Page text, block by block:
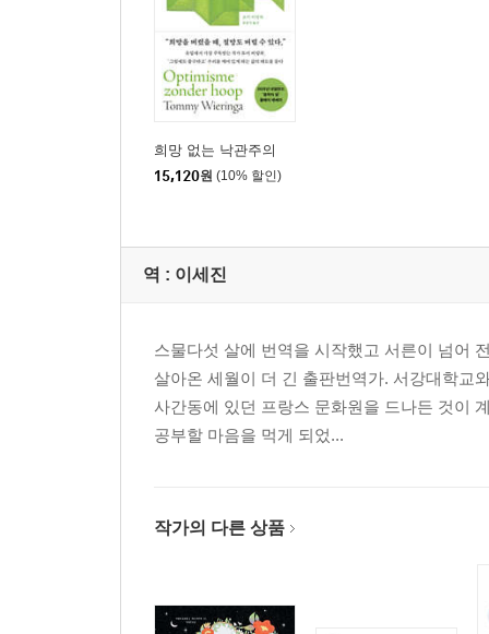
희망 없는 낙관주의
15,120원 (10% 할인)
역 : 이세진
스물다섯 살에 번역을 시작했고 서른이 넘어
살아온 세월이 더 긴 출판번역가. 서강대학교
사간동에 있던 프랑스 문화원을 드나든 것이
공부할 마음을 먹게 되었...
작가의 다른 상품